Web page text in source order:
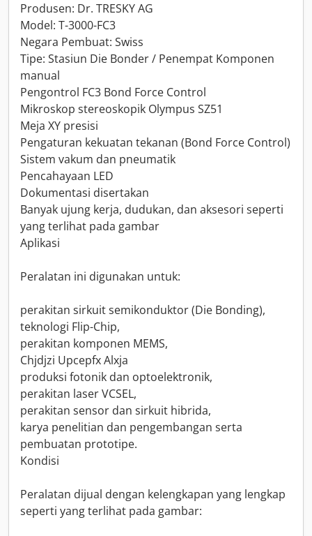
Produsen: Dr. TRESKY AG
Model: T-3000-FC3
Negara Pembuat: Swiss
Tipe: Stasiun Die Bonder / Penempat Komponen
manual
Pengontrol FC3 Bond Force Control
Mikroskop stereoskopik Olympus SZ51
Meja XY presisi
Pengaturan kekuatan tekanan (Bond Force Control)
Sistem vakum dan pneumatik
Pencahayaan LED
Dokumentasi disertakan
Banyak ujung kerja, dudukan, dan aksesori seperti
yang terlihat pada gambar
Aplikasi
Peralatan ini digunakan untuk:
perakitan sirkuit semikonduktor (Die Bonding),
teknologi Flip-Chip,
perakitan komponen MEMS,
Chjdjzi Upcepfx Alxja
produksi fotonik dan optoelektronik,
perakitan laser VCSEL,
perakitan sensor dan sirkuit hibrida,
karya penelitian dan pengembangan serta
pembuatan prototipe.
Kondisi
Peralatan dijual dengan kelengkapan yang lengkap
seperti yang terlihat pada gambar: